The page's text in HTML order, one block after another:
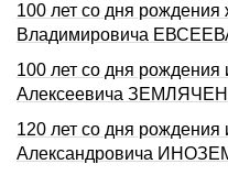
100 лет со дня рождения
Владимировича
100 лет со дня рождения
Алексеевича
120 лет со дня рождения
Александровича